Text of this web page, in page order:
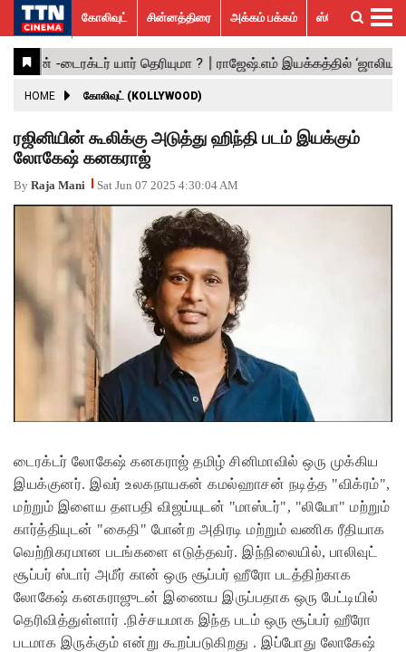
கோலிவுட்
சின்னத்திரை
பாலிவுட்
ஹாலிவுட்
அக்கம்
பக்கம்
ஸ்பெஷல்
ஸ்டோரீஸ்
விமர்சனம்
GALLERY
ACTRESS
ACTORS
MOVIESTILLS
EVENTS
VIDEOS
What’s
Hot
Trending
News
கோலிவுட் சின்னத்திரை அக்கம் பக்கம் ஸ்பெஷல் ஸ்டோரீஸ்
HOME கோலிவுட் (KOLLYWOOD)
ரஜினியின் கூலிக்கு அடுத்து ஹிந்தி படம் இயக்கும்
லோகேஷ் கனகராஜ்
By Raja Mani Sat Jun 07 2025 4:30:04 AM
டைரக்டர் லோகேஷ் கனகராஜ் தமிழ் சினிமாவில் ஒரு முக்கிய
இயக்குனர். இவர் உலகநாயகன் கமல்ஹாசன் நடித்த "விக்ரம்",
மற்றும் இளைய தளபதி விஜய்யுடன் "மாஸ்டர்", "லியோ" மற்றும்
கார்த்தியுடன் "கைதி" போன்ற அதிரடி மற்றும் வணிக ரீதியாக
வெற்றிகரமான படங்களை எடுத்தவர். இந்நிலையில், பாலிவுட்
சூப்பர் ஸ்டார் அமீர் கான் ஒரு சூப்பர் ஹீரோ படத்திற்காக
லோகேஷ் கனகராஜுடன் இணைய இருப்பதாக ஒரு பேட்டியில்
தெரிவித்துள்ளார் .நிச்சயமாக இந்த படம் ஒரு சூப்பர் ஹீரோ
படமாக இருக்கும் என்று கூறப்படுகிறது . இப்போது லோகேஷ்